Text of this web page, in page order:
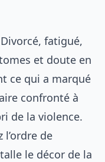
fatigué,
et doute en
ce qui a marqué
confronté à
de la violence.
de
le décor de la